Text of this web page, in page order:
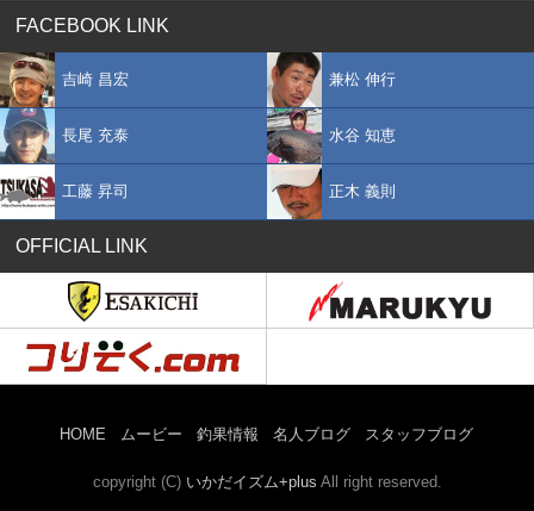
FACEBOOK LINK
吉崎 昌宏 兼松 伸行
長尾 充泰 水谷 知恵
工藤 昇司 正木 義則
OFFICIAL LINK
HOME ムービー 釣果情報 名人ブログ スタッフブログ
copyright (C) いかだイズム+plus All right reserved.